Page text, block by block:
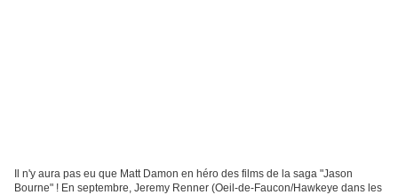
Il n'y aura pas eu que Matt Damon en héro des films de la saga "Jason
Bourne" ! En septembre, Jeremy Renner (Oeil-de-Faucon/Hawkeye dans les